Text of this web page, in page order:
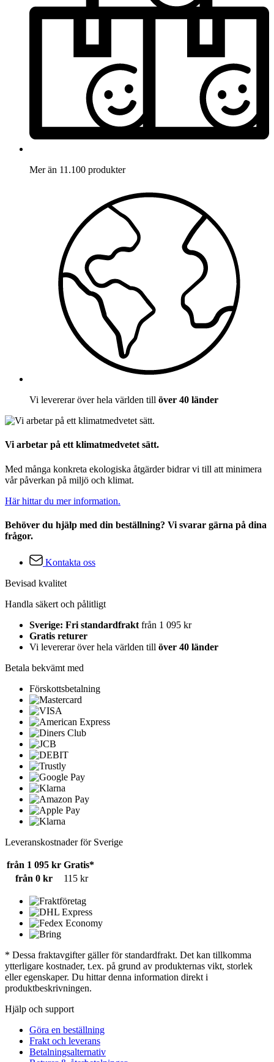
Mer än 11.100 produkter
Vi levererar över hela världen till över 40 länder
Vi arbetar på ett klimatmedvetet sätt.
Med många konkreta ekologiska åtgärder bidrar vi till att minimera
vår påverkan på miljö och klimat.
Här hittar du mer information.
Behöver du hjälp med din beställning? Vi svarar gärna på dina
frågor.
Kontakta oss
Bevisad kvalitet
Handla säkert och pålitligt
Sverige: Fri standardfrakt från 1 095 kr
Gratis returer
Vi levererar över hela världen till över 40 länder
Betala bekvämt med
Förskottsbetalning
Leveranskostnader för Sverige
från 1 095 kr Gratis*
från 0 kr
115 kr
* Dessa fraktavgifter gäller för standardfrakt. Det kan tillkomma
ytterligare kostnader, t.ex. på grund av produkternas vikt, storlek
eller egenskaper. Du hittar denna information direkt i
produktbeskrivningen.
Hjälp och support
Göra en beställning
Frakt och leverans
Betalningsalternativ